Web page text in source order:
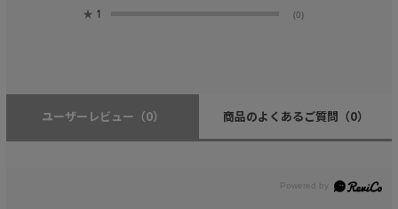
★ 1 (0)
ユーザーレビュー （0） 商品のよくあるご質問 （0）